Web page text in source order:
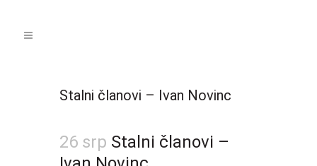
Stalni članovi – Ivan Novinc
26 srp Stalni članovi –